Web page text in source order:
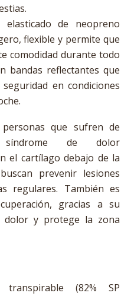
de neopreno
flexible y permite que
comodidad durante todo
bandas reflectantes que
en condiciones
que sufren de
síndrome de dolor
el cartílago debajo de la
prevenir lesiones
regulares. También es
gracias a su
dolor y protege la zona
(82% SP